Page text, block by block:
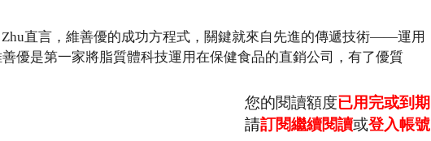
直言，維善優的成功方程式，關鍵就來自先進的傳遞技術——運用
優是第一家將脂質體科技運用在保健食品的直銷公司，有了優質
您的閱讀額度已用完或到期
請訂閱繼續閱讀或登入帳號